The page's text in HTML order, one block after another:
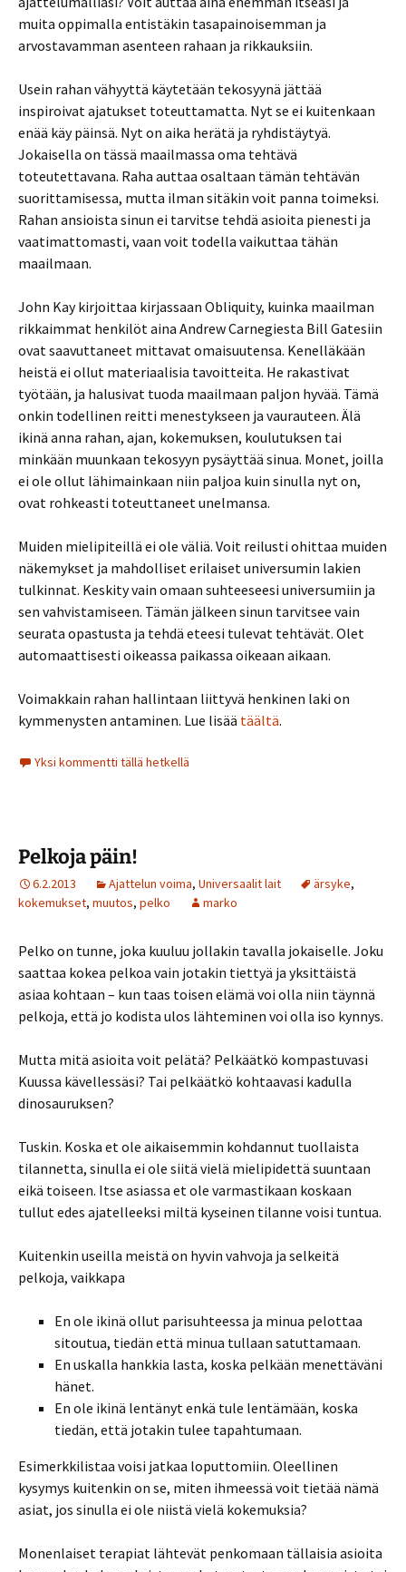
muita oppimalla entistäkin tasapainoisemman ja
arvostavamman asenteen rahaan ja rikkauksiin.
Usein rahan vähyyttä käytetään tekosyynä jättää
inspiroivat ajatukset toteuttamatta. Nyt se ei kuitenkaan
enää käy päinsä. Nyt on aika herätä ja ryhdistäytyä.
Jokaisella on tässä maailmassa oma tehtävä
toteutettavana. Raha auttaa osaltaan tämän tehtävän
suorittamisessa, mutta ilman sitäkin voit panna toimeksi.
Rahan ansioista sinun ei tarvitse tehdä asioita pienesti ja
vaatimattomasti, vaan voit todella vaikuttaa tähän
maailmaan.
John Kay kirjoittaa kirjassaan Obliquity, kuinka maailman
rikkaimmat henkilöt aina Andrew Carnegiesta Bill Gatesiin
ovat saavuttaneet mittavat omaisuutensa. Kenelläkään
heistä ei ollut materiaalisia tavoitteita. He rakastivat
työtään, ja halusivat tuoda maailmaan paljon hyvää. Tämä
onkin todellinen reitti menestykseen ja vaurauteen. Älä
ikinä anna rahan, ajan, kokemuksen, koulutuksen tai
minkään muunkaan tekosyyn pysäyttää sinua. Monet, joilla
ei ole ollut lähimainkaan niin paljoa kuin sinulla nyt on,
ovat rohkeasti toteuttaneet unelmansa.
Muiden mielipiteillä ei ole väliä. Voit reilusti ohittaa muiden
näkemykset ja mahdolliset erilaiset universumin lakien
tulkinnat. Keskity vain omaan suhteeseesi universumiin ja
sen vahvistamiseen. Tämän jälkeen sinun tarvitsee vain
seurata opastusta ja tehdä eteesi tulevat tehtävät. Olet
automaattisesti oikeassa paikassa oikeaan aikaan.
Voimakkain rahan hallintaan liittyvä henkinen laki on
kymmenysten antaminen. Lue lisää täältä.
Yksi kommentti tällä hetkellä
Pelkoja päin!
6.2.2013 Ajattelun voima, Universaalit lait ärsyke,
kokemukset, muutos, pelko marko
Pelko on tunne, joka kuuluu jollakin tavalla jokaiselle. Joku
saattaa kokea pelkoa vain jotakin tiettyä ja yksittäistä
asiaa kohtaan – kun taas toisen elämä voi olla niin täynnä
pelkoja, että jo kodista ulos lähteminen voi olla iso kynnys.
Mutta mitä asioita voit pelätä? Pelkäätkö kompastuvasi
Kuussa kävellessäsi? Tai pelkäätkö kohtaavasi kadulla
dinosauruksen?
Tuskin. Koska et ole aikaisemmin kohdannut tuollaista
tilannetta, sinulla ei ole siitä vielä mielipidettä suuntaan
eikä toiseen. Itse asiassa et ole varmastikaan koskaan
tullut edes ajatelleeksi miltä kyseinen tilanne voisi tuntua.
Kuitenkin useilla meistä on hyvin vahvoja ja selkeitä
pelkoja, vaikkapa
En ole ikinä ollut parisuhteessa ja minua pelottaa
sitoutua, tiedän että minua tullaan satuttamaan.
En uskalla hankkia lasta, koska pelkään menettäväni
hänet.
En ole ikinä lentänyt enkä tule lentämään, koska
tiedän, että jotakin tulee tapahtumaan.
Esimerkkilistaa voisi jatkaa loputtomiin. Oleellinen
kysymys kuitenkin on se, miten ihmeessä voit tietää nämä
asiat, jos sinulla ei ole niistä vielä kokemuksia?
Monenlaiset terapiat lähtevät penkomaan tällaisia asioita